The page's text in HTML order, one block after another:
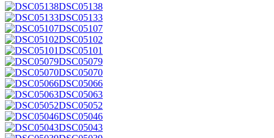
DSC05138
DSC05133
DSC05107
DSC05102
DSC05101
DSC05079
DSC05070
DSC05066
DSC05063
DSC05052
DSC05046
DSC05043